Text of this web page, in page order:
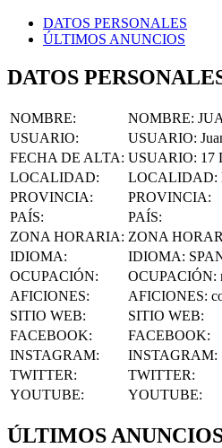
DATOS PERSONALES
ÚLTIMOS ANUNCIOS
DATOS
NOMBRE: NOMBRE:
USUARIO: USUARIO:
FECHA DE ALTA: USUARIO: 17
LOCALIDAD: LOCALIDAD:
PROVINCIA:
PROVINCIA:
PAÍS:
PAÍS:
ZONA HORARIA: ZONA
IDIOMA: IDIOMA:
OCUPACIÓN: OCUPACIÓN:
AFICIONES: AFICIONES:
SITIO WEB:
SITIO WEB:
FACEBOOK:
FACEBOOK:
INSTAGRAM:
INSTAGRAM:
TWITTER:
TWITTER:
YOUTUBE: YOUTUBE:
ÚLTIMOS